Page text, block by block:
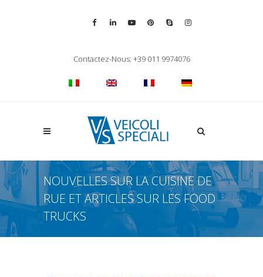
Contactez-Nous: +39 011 9974076
Apri la ricerca
NOUVELLES SUR LA CUISINE DE
RUE ET ARTICLES SUR LES FOOD
TRUCKS